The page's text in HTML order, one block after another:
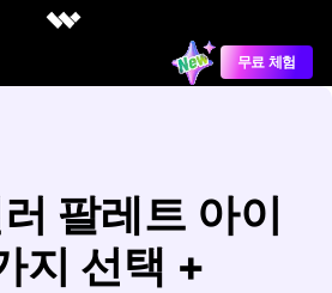
무료 체험
팔레트 아이
지 선택 +